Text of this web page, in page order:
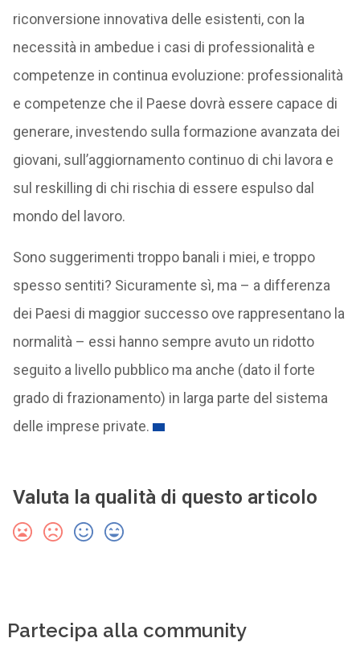
riconversione innovativa delle esistenti, con la
necessità in ambedue i casi di professionalità e
competenze in continua evoluzione: professionalità
e competenze che il Paese dovrà essere capace di
generare, investendo sulla formazione avanzata dei
giovani, sull’aggiornamento continuo di chi lavora e
sul reskilling di chi rischia di essere espulso dal
mondo del lavoro.
Sono suggerimenti troppo banali i miei, e troppo
spesso sentiti? Sicuramente sì, ma – a differenza
dei Paesi di maggior successo ove rappresentano la
normalità – essi hanno sempre avuto un ridotto
seguito a livello pubblico ma anche (dato il forte
grado di frazionamento) in larga parte del sistema
delle imprese private.
Valuta la qualità di questo articolo
Partecipa alla community